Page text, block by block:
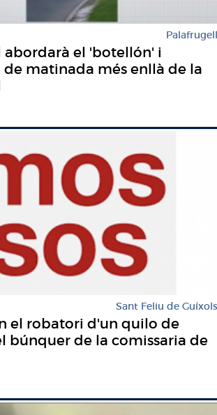
Palafrugell
abordarà el 'botellón' i
matinada més enllà de la
Sant Feliu de Guíxols
el robatori d'un quilo de
búnquer de la comissaria de